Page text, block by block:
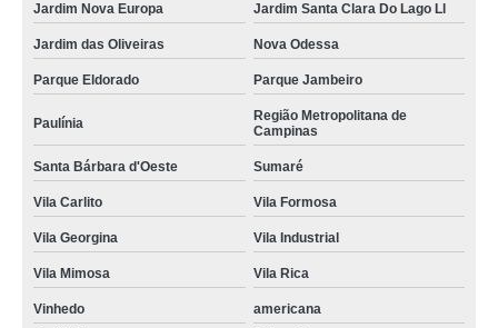
Jardim Nova Europa Jardim Santa Clara Do Lago Ll
Jardim das Oliveiras Nova Odessa
Parque Eldorado Parque Jambeiro
Paulínia
Região Metropolitana de
Campinas
Santa Bárbara d'Oeste Sumaré
Vila Carlito Vila Formosa
Vila Georgina Vila Industrial
Vila Mimosa Vila Rica
Vinhedo
americana